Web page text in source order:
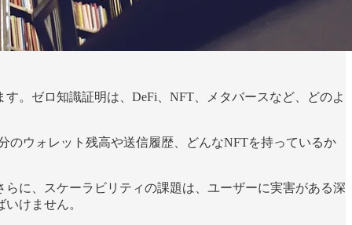
。ゼロ知識証明は、DeFi、NFT、メタバースなど、どのよ
のウォレット残高や送信履歴、どんなNFTを持っているか
に、スケーラビリティの課題は、ユーザーに実害がある深
けません。